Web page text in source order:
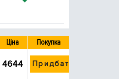
Ціна Покупка
4644 Придбати